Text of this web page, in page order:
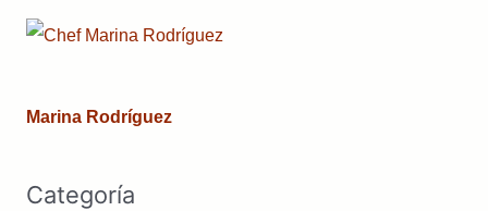
Marina Rodríguez
Categoría